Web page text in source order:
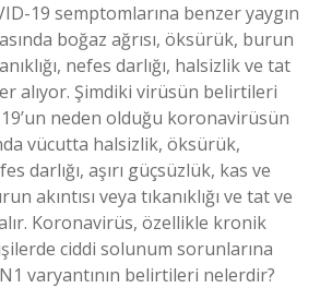
19 semptomlarına benzer yaygın
boğaz ağrısı, öksürük, burun
nefes darlığı, halsizlik ve tat
alıyor. Şimdiki virüsün belirtileri
neden olduğu koronavirüsün
vücutta halsizlik, öksürük,
darlığı, aşırı güçsüzlük, kas ve
akıntısı veya tıkanıklığı ve tat ve
Koronavirüs, özellikle kronik
ciddi solunum sorunlarına
varyantının belirtileri nelerdir?